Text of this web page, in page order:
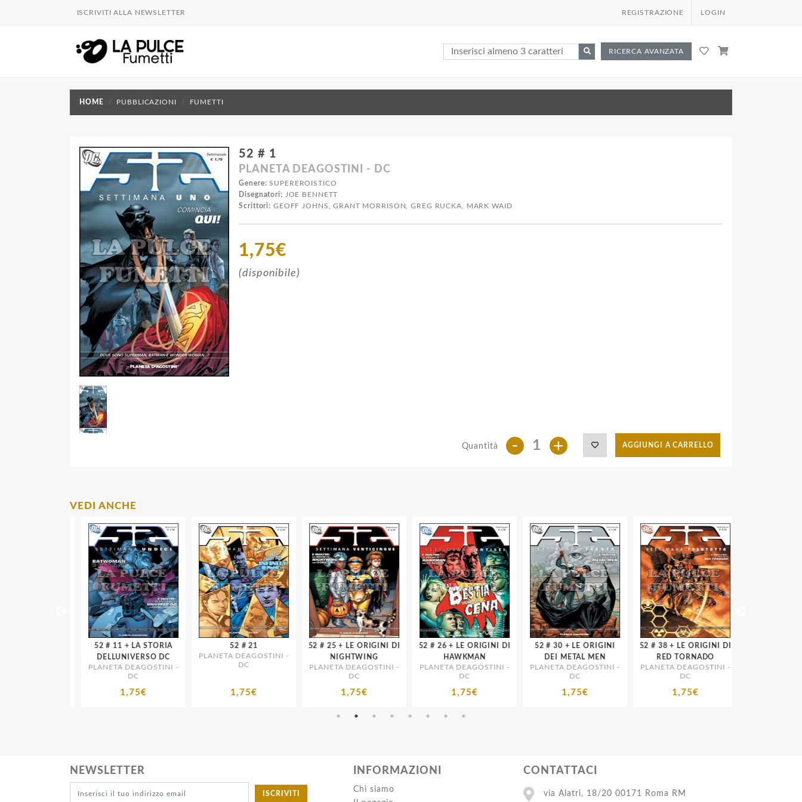
ISCRIVITI ALLA NEWSLETTER REGISTRAZIONE LOGIN
RICERCA AVANZATA
HOME PUBBLICAZIONI FUMETTI
52 # 1
PLANETA DEAGOSTINI - DC
Genere: SUPEREROISTICO
Disegnatori: JOE BENNETT
Scrittori: GEOFF JOHNS, GRANT MORRISON, GREG RUCKA, MARK WAID
1,75€
(disponibile)
Quantità - + AGGIUNGI A CARRELLO
VEDI ANCHE
52 # 11 + LA STORIA
DELLUNIVERSO DC
PLANETA DEAGOSTINI -
DC
1,75€
52 # 21
PLANETA DEAGOSTINI -
DC
1,75€
52 # 25 + LE ORIGINI DI
NIGHTWING
PLANETA DEAGOSTINI -
DC
1,75€
52 # 26 + LE ORIGINI DI
HAWKMAN
PLANETA DEAGOSTINI -
DC
1,75€
52 # 30 + LE ORIGINI
DEI METAL MEN
PLANETA DEAGOSTINI -
DC
1,75€
52 # 38 + LE ORIGINI DI
RED TORNADO
PLANETA DEAGOSTINI -
DC
1,75€
NEWSLETTER
ISCRIVITI
INFORMAZIONI
Chi siamo
CONTATTACI
via Alatri, 18/20 00171 Roma RM